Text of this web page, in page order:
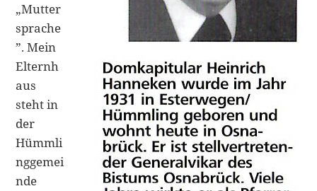
„Mutter
sprache
”. Mein
Elternh
aus
steht in
der
Hümmli
nggemei
nde